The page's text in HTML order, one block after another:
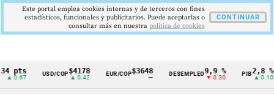
Cintillo
USD/COP$4178
▲ 0.42
EUR/COP$3648
—
DESEMPLEO9,9 %
▼ 0.30
PIB 2,8 %
▲ 0.10
Este portal emplea cookies internas y de terceros con fines
estadísticos, funcionales y publicitarios. Puede aceptarlas o
consultar más en nuestra politica de cookies
CONTINUAR